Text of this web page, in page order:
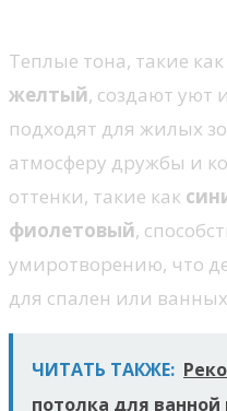
Теплые тона, такие как
желтый, создают уют
подходят для жилых
атмосферу дружбы и
оттенки, такие как
фиолетовый,
умиротворению, что
для спален или
ЧИТАТЬ ТАКЖЕ:
потолка для